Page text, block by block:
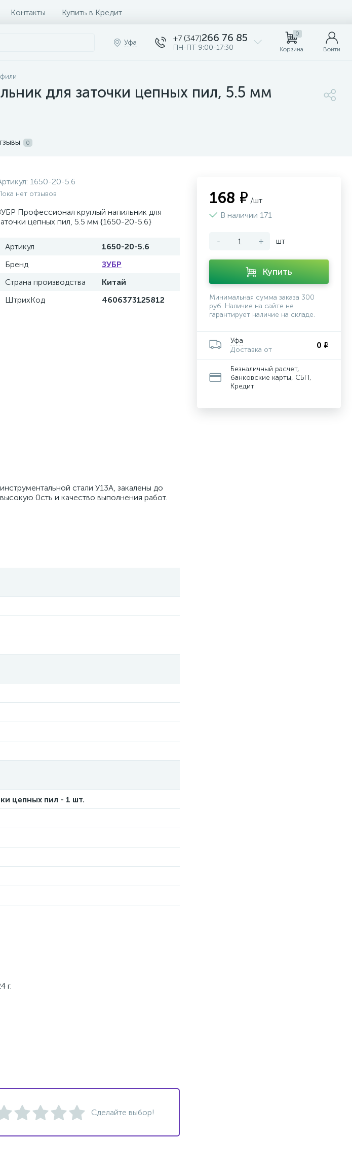
Контакты Купить в Кредит
Уфа +7 (347)266 76 85
ПН-ПТ 9:00-17:30
0
Корзина Войти
для заточки цепных пил, 5.5 мм
0
1650-20-5.6
нет отзывов
Профессионал круглый напильник для
цепных пил, 5.5 мм {1650-20-5.6}
Артикул
1650-20-5.6
Бренд
ЗУБР
Страна производства
Китай
ШтрихКод
4606373125812
стали У13А, закалены до
0сть и качество выполнения работ.
цепных пил - 1 шт.
г.
168 ₽ /шт
В наличии 171
- + шт
Купить
Минимальная сумма заказа 300
руб. Наличие на сайте не
гарантирует наличие на складе.
Уфа
Доставка от
0 ₽
Безналичный расчет,
банковские карты, СБП,
Кредит
Сделайте выбор!